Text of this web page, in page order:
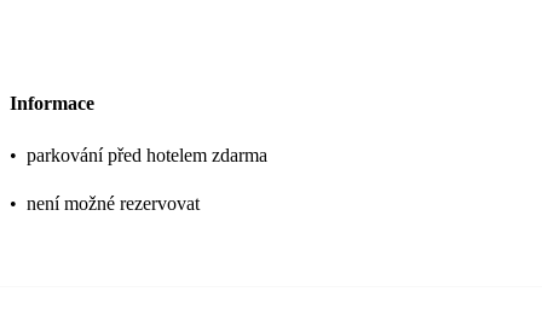
Informace
• parkování před hotelem zdarma
• není možné rezervovat